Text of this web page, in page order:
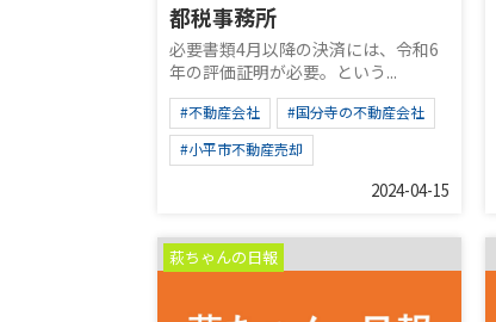
都税事務所
必要書類4月以降の決済には、令和6
年の評価証明が必要。という...
#不動産会社
#国分寺の不動産会社
#小平市不動産売却
2024-04-15
萩ちゃんの日報